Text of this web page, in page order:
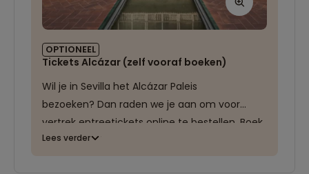
OPTIONEEL
Tickets Alcázar (zelf vooraf boeken)
Wil je in Sevilla het Alcázar Paleis
bezoeken? Dan raden we je aan om voor
vertrek entreetickets online te bestellen. Boek
je niet vooraf, dan loop je de kans dat je,
Lees verder